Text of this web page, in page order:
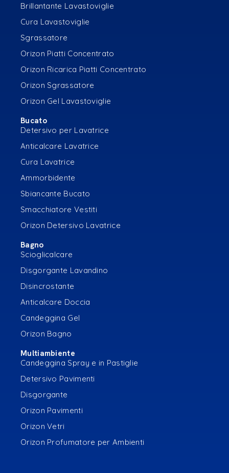
Brillantante Lavastoviglie
Cura Lavastoviglie
Sgrassatore
Orizon Piatti Concentrato
Orizon Ricarica Piatti Concentrato
Orizon Sgrassatore
Orizon Gel Lavastoviglie
Bucato
Detersivo per Lavatrice
Anticalcare Lavatrice
Cura Lavatrice
Ammorbidente
Sbiancante Bucato
Smacchiatore Vestiti
Orizon Detersivo Lavatrice
Bagno
Scioglicalcare
Disgorgante Lavandino
Disincrostante
Anticalcare Doccia
Candeggina Gel
Orizon Bagno
Multiambiente
Candeggina Spray e in Pastiglie
Detersivo Pavimenti
Disgorgante
Orizon Pavimenti
Orizon Vetri
Orizon Profumatore per Ambienti